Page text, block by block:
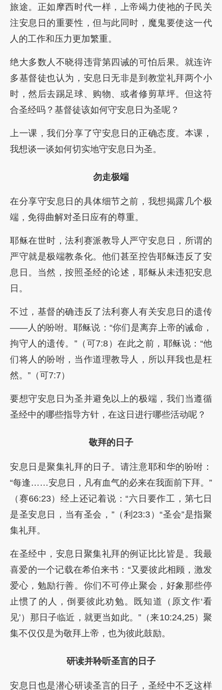
旅途。正如摩西时代一样，上帝竭力使祂的子民关
注安息日的重要性，但与此同时，魔鬼要使这一代
人的工作和压力更加繁重。
绝大多数人不晓得违背第四诫的可怕后果。就连许
多基督徒也认为，安息日无非是到教堂礼拜两个小
时，然后去踢足球、购物、或者修剪草坪。但这符
合圣经吗？基督徒该如何守安息日为圣呢？
上一课，我们分享了守安息日的正确态度。本课，
我想谈一谈如何切实地守安息日为圣。
勿走极端
在分享守安息日的具体细节之前，我想揭露几个极
端，免得曲解对圣日应有的尊重。
耶稣在世时，法利赛派教导人严守安息日，所谓的
严守就是极端教条化。他们甚至控告耶稣违反了安
息日。当然，按照圣经的论述，耶稣从未违犯安息
日。
不过，基督的确违反了法利赛人有关安息日的遗传
——人的吩咐。耶稣说：“你们是离弃上帝的诫命，
拘守人的遗传。”（可7:8）在此之前，耶稣说：“他
们将人的吩咐，当作道理教导人，所以拜我也是枉
然。”（可7:7）
要想守安息日为圣并避免以上的极端，我们当遵循
圣经中的哪些指导方针，在这日进行哪些活动呢？
敬拜的日子
安息日是聚集礼拜的日子。请注意耶和华的吩咐：
“每逢……安息日，凡有血气的必来在我面前下拜。”
（赛66:23）经上还记着说：“六日要作工，第七日
是圣安息日，当有圣会，”（利23:3）“圣会”是指聚
集礼拜。
在圣经中，安息日聚集礼拜的例证比比皆是。我最
喜爱的一个记载在希伯来书：“又要彼此相顾，激发
爱心，勉励行善。你们不可停止聚会，好象那些停
止惯了的人，倒要彼此劝勉。既知道（原文作‘看
见’）那日子临近，就更当如此。”（来10:24,25）聚
集不仅仅是为敬拜上帝，也为彼此鼓励。
研读并聆听圣言的日子
安息日也是潜心研读圣言的日子，圣经中不乏这样